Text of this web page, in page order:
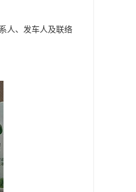
人、发车人及联络